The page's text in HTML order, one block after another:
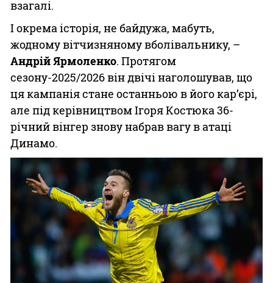
взагалі.
І окрема історія, не байдужа, мабуть,
жодному вітчизняному вболівальнику, –
Андрій Ярмоленко. Протягом
сезону-2025/2026 він двічі наголошував, що
ця кампанія стане останньою в його кар’єрі,
але під керівництвом Ігоря Костюка 36-
річний вінгер знову набрав вагу в атаці
Динамо.